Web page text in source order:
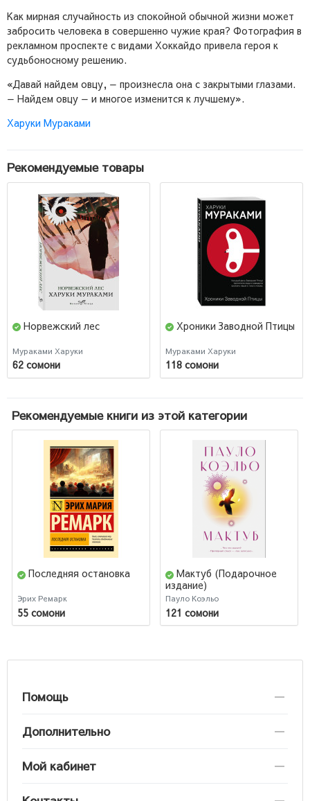
Как мирная случайность из спокойной обычной жизни может
забросить человека в совершенно чужие края? Фотография в
рекламном проспекте с видами Хоккайдо привела героя к
судьбоносному решению.
«Давай найдем овцу, — произнесла она с закрытыми глазами.
— Найдем овцу — и многое изменится к лучшему».
Харуки Мураками
Рекомендуемые товары
Норвежский лес
Мураками Харуки
62 сомони
Хроники Заводной Птицы
Мураками Харуки
118 сомони
Рекомендуемые книги из этой категории
Последняя остановка
Эрих Ремарк
55 сомони
Мактуб (Подарочное
издание)
Пауло Коэльо
121 сомони
Помощь
Дополнительно
Мой кабинет